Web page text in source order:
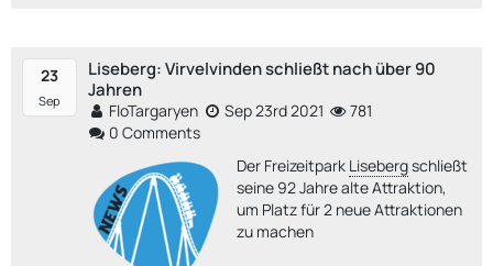
23
Sep
Liseberg: Virvelvinden schließt nach über 90
Jahren
FloTargaryen Sep 23rd 2021
781
0 Comments
Der Freizeitpark Lisebergschließt
seine 92 Jahre alte Attraktion,
um Platz für 2 neue Attraktionen
zu machen